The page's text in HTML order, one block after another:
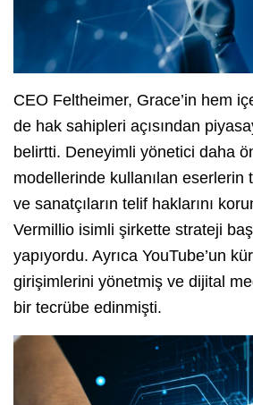
CEO Feltheimer, Grace’in hem
de hak sahipleri açısından
belirtti. Deneyimli yönetici daha
modellerinde kullanılan eserlerin
ve sanatçıların telif haklarını
Vermillio isimli şirkette strateji
yapıyordu. Ayrıca YouTube’un
girişimlerini yönetmiş ve dijital
bir tecrübe edinmişti.